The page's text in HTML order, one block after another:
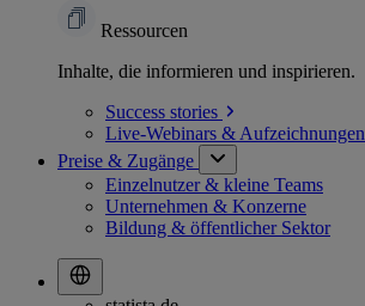
Ressourcen
Inhalte, die informieren und inspirieren.
Success stories
Live-Webinars & Aufzeichnungen
Preise & Zugänge
Einzelnutzer & kleine Teams
Unternehmen & Konzerne
Bildung & öffentlicher Sektor